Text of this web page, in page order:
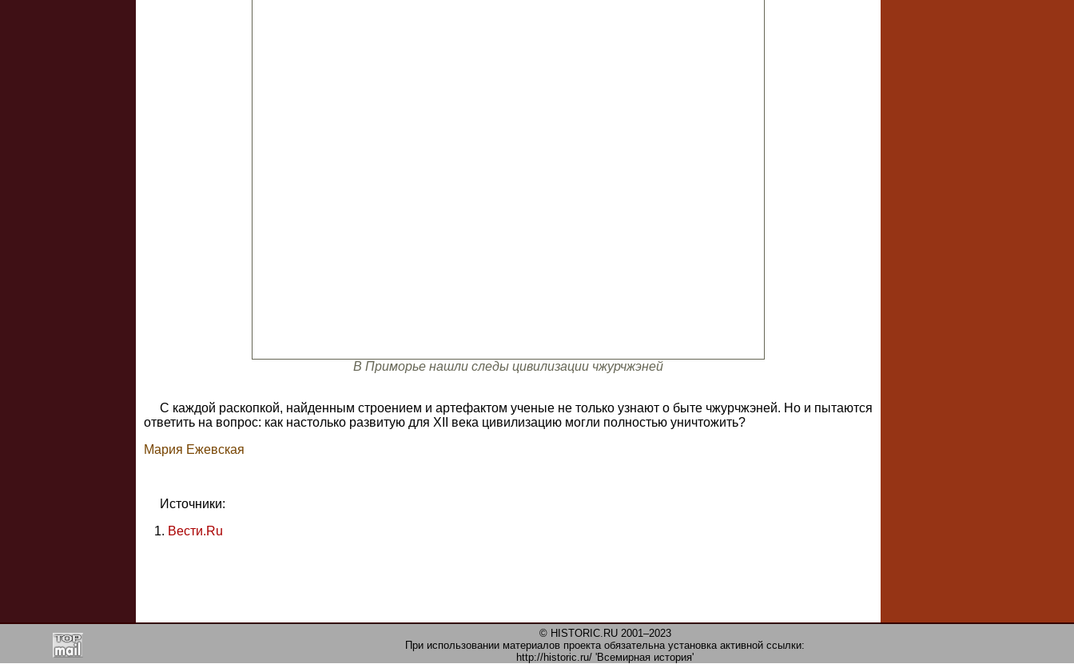
В Приморье нашли следы цивилизации чжурчжэней
С каждой раскопкой, найденным строением и артефактом ученые не только узнают о быте чжурчжэней. Но и пытаются
ответить на вопрос: как настолько развитую для XII века цивилизацию могли полностью уничтожить?
Мария Ежевская
Источники:
Вести.Ru
© HISTORIC.RU 2001–2023
При использовании материалов проекта обязательна установка активной ссылки:
http://historic.ru/ 'Всемирная история'